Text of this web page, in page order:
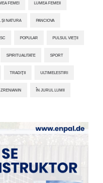
FEMEI LUMEA FEMEII
ȘI NATURA PANCIOVA
POPULAR PULSUL VIEȚII
SPIRITUALITATE SPORT
TRADIȚII ULTIMELESTIRI
ZRENIANIN ÎN JURUL LUMII